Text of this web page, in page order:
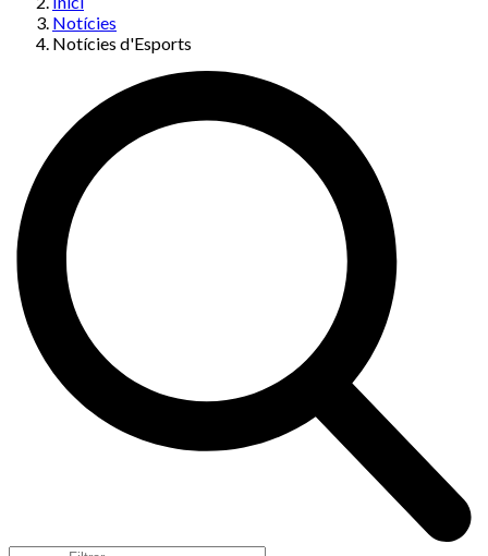
Notícies
Notícies d'Esports